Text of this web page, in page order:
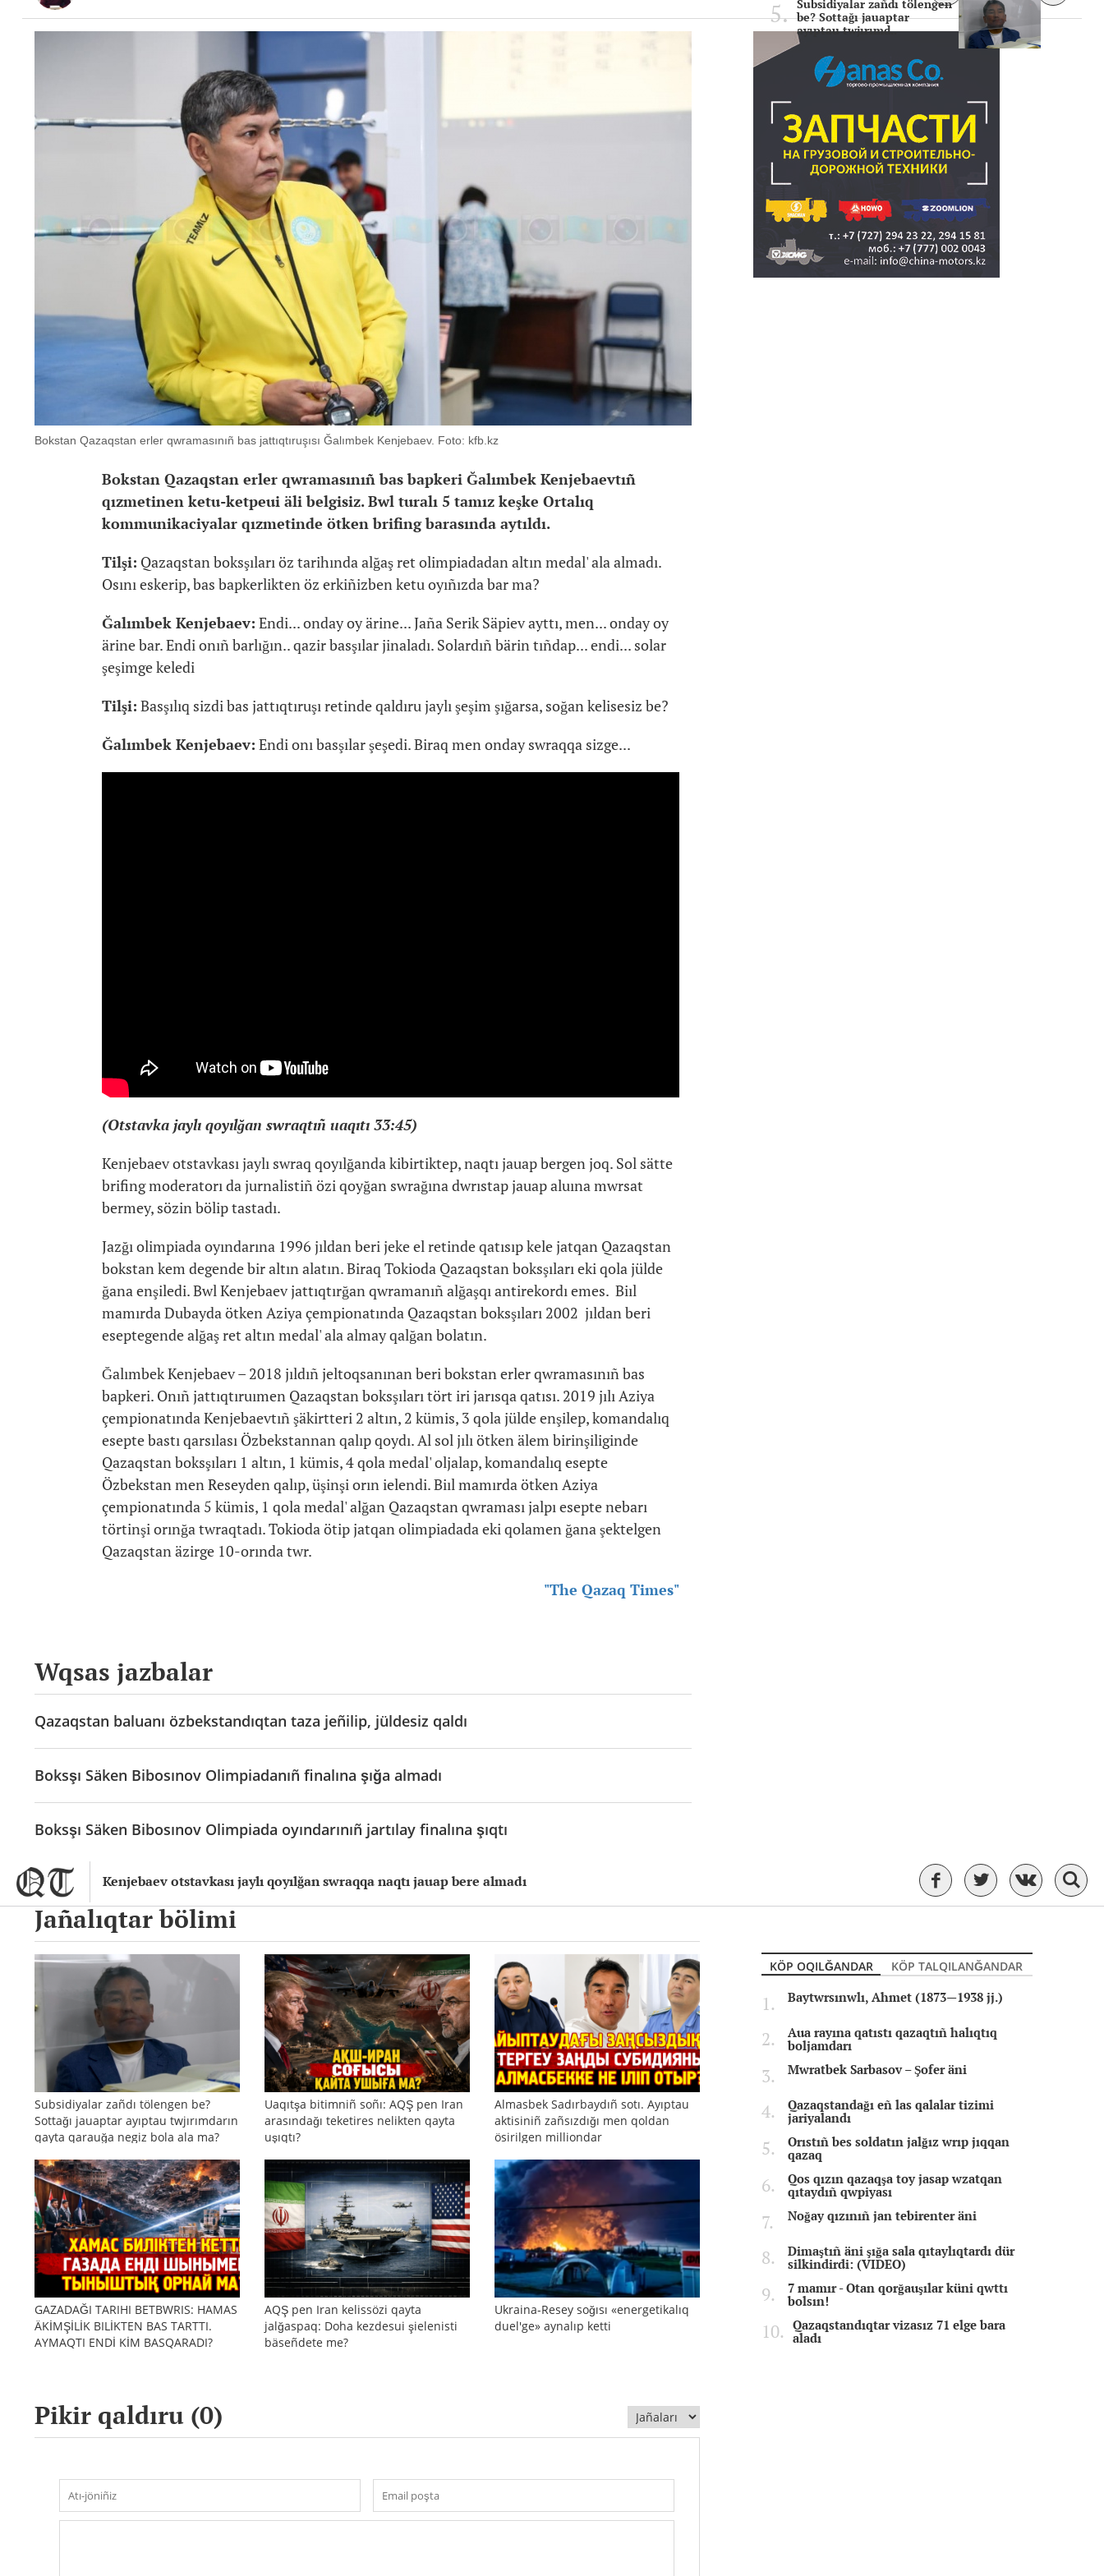
Kenjebaev otstavkası jaylı qoyılğan swraqqa naqtı jauap bere almadı
Bokstan Qazaqstan erler qwramasınıñ bas jattıqtıruşısı Ğalımbek Kenjebaev. Foto: kfb.kz
Bokstan Qazaqstan erler qwramasınıñ bas bapkeri Ğalımbek Kenjebaevtıñ
qızmetinen ketu-ketpeui äli belgisiz. Bwl turalı 5 tamız keşke Ortalıq
kommunikaciyalar qızmetinde ötken brifing barasında aytıldı.
Tilşi: Qazaqstan boksşıları öz tarihında alğaş ret olimpiadadan altın medal' ala almadı.
Osını eskerip, bas bapkerlikten öz erkiñizben ketu oyıñızda bar ma?
Ğalımbek Kenjebaev: Endi... onday oy ärine... Jaña Serik Säpiev ayttı, men... onday oy
ärine bar. Endi onıñ barlığın.. qazir basşılar jinaladı. Solardıñ bärin tıñdap... endi... solar
şeşimge keledi
Tilşi: Basşılıq sizdi bas jattıqtıruşı retinde qaldıru jaylı şeşim şığarsa, soğan kelisesiz be?
Ğalımbek Kenjebaev: Endi onı basşılar şeşedi. Biraq men onday swraqqa sizge...
(Otstavka jaylı qoyılğan swraqtıñ uaqıtı 33:45)
Kenjebaev otstavkası jaylı swraq qoyılğanda kibirtiktep, naqtı jauap bergen joq. Sol sätte
brifing moderatorı da jurnalistiñ özi qoyğan swrağına dwrıstap jauap aluına mwrsat
bermey, sözin bölip tastadı.
Jazğı olimpiada oyındarına 1996 jıldan beri jeke el retinde qatısıp kele jatqan Qazaqstan
bokstan kem degende bir altın alatın. Biraq Tokioda Qazaqstan boksşıları eki qola jülde
ğana enşiledi. Bwl Kenjebaev jattıqtırğan qwramanıñ alğaşqı antirekordı emes. Biıl
mamırda Dubayda ötken Aziya çempionatında Qazaqstan boksşıları 2002 jıldan beri
eseptegende alğaş ret altın medal' ala almay qalğan bolatın.
Ğalımbek Kenjebaev – 2018 jıldıñ jeltoqsanınan beri bokstan erler qwramasınıñ bas
bapkeri. Onıñ jattıqtıruımen Qazaqstan boksşıları tört iri jarısqa qatısı. 2019 jılı Aziya
çempionatında Kenjebaevtıñ şäkirtteri 2 altın, 2 kümis, 3 qola jülde enşilep, komandalıq
esepte bastı qarsılası Özbekstannan qalıp qoydı. Al sol jılı ötken älem birinşiliginde
Qazaqstan boksşıları 1 altın, 1 kümis, 4 qola medal' oljalap, komandalıq esepte
Özbekstan men Reseyden qalıp, üşinşi orın ielendi. Biıl mamırda ötken Aziya
çempionatında 5 kümis, 1 qola medal' alğan Qazaqstan qwraması jalpı esepte nebarı
törtinşi orınğa twraqtadı. Tokioda ötip jatqan olimpiadada eki qolamen ğana şektelgen
Qazaqstan äzirge 10-orında twr.
"The Qazaq Times"
Wqsas jazbalar
Qazaqstan baluanı özbekstandıqtan taza jeñilip, jüldesiz qaldı
Boksşı Säken Bibosınov Olimpiadanıñ finalına şığa almadı
Boksşı Säken Bibosınov Olimpiada oyındarınıñ jartılay finalına şıqtı
Subsidiyalar zañdı tölengen
be? Sottağı jauaptar
ayıptau twjırımd..
Jañalıqtar bölimi
Subsidiyalar zañdı tölengen be?
Sottağı jauaptar ayıptau twjırımdarın
qayta qarauğa negiz bola ala ma?
Uaqıtşa bitimniñ soñı: AQŞ pen Iran
arasındağı teketires nelikten qayta
uşıqtı?
Almasbek Sadırbaydıñ sotı. Ayıptau
aktisiniñ zañsızdığı men qoldan
ösirilgen milliondar
GAZADAĞI TARIHI BETBWRIS: HAMAS
ÄKİMŞİLİK BILİKTEN BAS TARTTI.
AYMAQTI ENDİ KİM BASQARADI?
AQŞ pen Iran kelissözi qayta
jalğaspaq: Doha kezdesui şielenisti
bäseñdete me?
Ukraina-Resey soğısı «energetikalıq
duel'ge» aynalıp ketti
Pikir qaldıru (0)
KÖP OQILĞANDAR
KÖP TALQILANĞANDAR
Baytwrsınwlı, Ahmet (1873—1938 jj.)
Aua rayına qatıstı qazaqtıñ halıqtıq
boljamdarı
Mwratbek Sarbasov – Şofer äni
Qazaqstandağı eñ las qalalar tizimi
jariyalandı
Orıstıñ bes soldatın jalğız wrıp jıqqan
qazaq
Qos qızın qazaqşa toy jasap wzatqan
qıtaydıñ qwpiyası
Noğay qızınıñ jan tebirenter äni
Dimaştıñ äni şığa sala qıtaylıqtardı dür
silkindirdi: (VIDEO)
7 mamır - Otan qorğauşılar küni qwttı
bolsın!
Qazaqstandıqtar vizasız 71 elge bara
aladı